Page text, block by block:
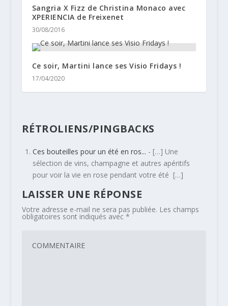
Sangria X Fizz de Christina Monaco avec
XPERIENCIA de Freixenet
30/08/2016
Ce soir, Martini lance ses Visio Fridays !
17/04/2020
RÉTROLIENS/PINGBACKS
Ces bouteilles pour un été en ros... - […] Une
sélection de vins, champagne et autres apéritifs
pour voir la vie en rose pendant votre été […]
LAISSER UNE RÉPONSE
Votre adresse e-mail ne sera pas publiée. Les champs
obligatoires sont indiqués avec *